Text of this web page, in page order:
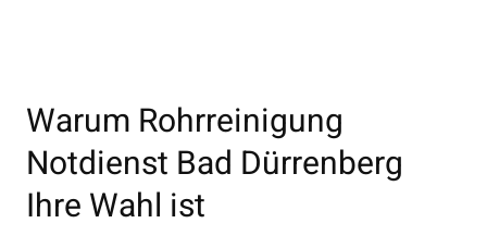
Warum Rohrreinigung
Notdienst Bad Dürrenberg
Ihre Wahl ist